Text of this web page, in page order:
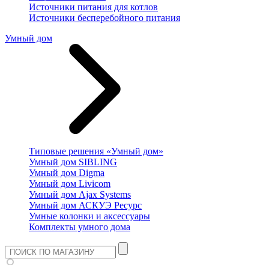
Источники питания для котлов
Источники бесперебойного питания
Умный дом
Типовые решения «Умный дом»
Умный дом SIBLING
Умный дом Digma
Умный дом Livicom
Умный дом Ajax Systems
Умный дом АСКУЭ Ресурс
Умные колонки и аксессуары
Комплекты умного дома